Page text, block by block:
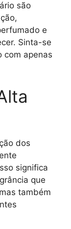
são
e
Sinta-se
com apenas
dos
significa
que
também